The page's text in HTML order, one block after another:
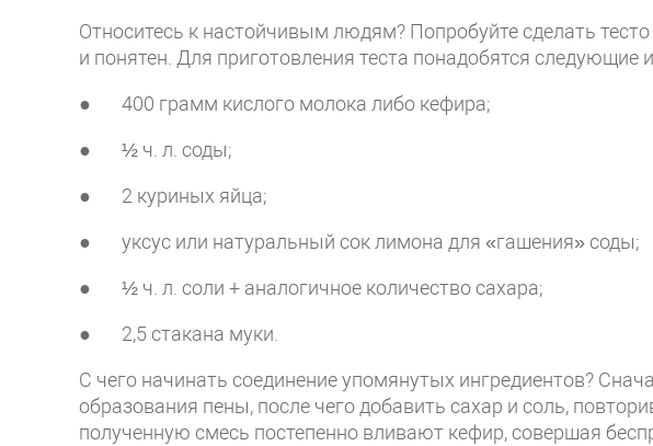
Относитесь к настойчивым людям? Попробуйте сделать
и понятен. Для приготовления теста понадобятся следующие
● 400 грамм кислого молока либо кефира;
● ½ ч. л. соды;
● 2 куриных яйца;
● уксус или натуральный сок лимона для «гашения» соды;
● ½ ч. л. соли + аналогичное количество сахара;
● 2,5 стакана муки.
С чего начинать соединение упомянутых ингредиентов?
образования пены, после чего добавить сахар и соль,
полученную смесь постепенно вливают кефир, совершая